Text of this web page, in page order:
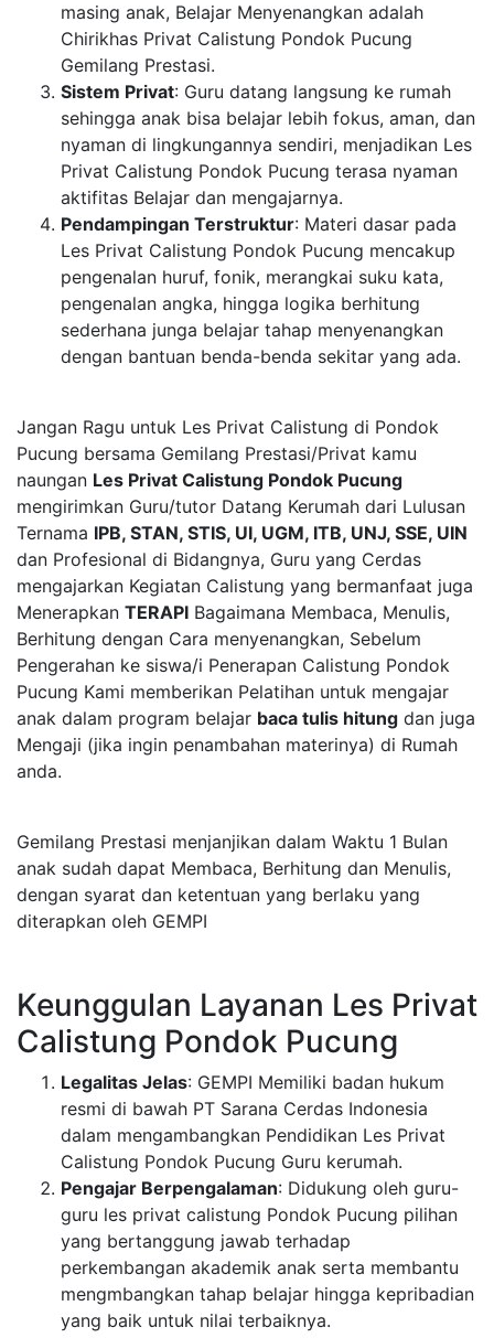
masing anak, Belajar Menyenangkan adalah
Chirikhas Privat Calistung Pondok Pucung
Gemilang Prestasi.
Sistem Privat: Guru datang langsung ke rumah
sehingga anak bisa belajar lebih fokus, aman, dan
nyaman di lingkungannya sendiri, menjadikan Les
Privat Calistung Pondok Pucung terasa nyaman
aktifitas Belajar dan mengajarnya.
Pendampingan Terstruktur: Materi dasar pada
Les Privat Calistung Pondok Pucung mencakup
pengenalan huruf, fonik, merangkai suku kata,
pengenalan angka, hingga logika berhitung
sederhana junga belajar tahap menyenangkan
dengan bantuan benda-benda sekitar yang ada.
Jangan Ragu untuk Les Privat Calistung di Pondok
Pucung bersama Gemilang Prestasi/Privat kamu
naungan Les Privat Calistung Pondok Pucung
mengirimkan Guru/tutor Datang Kerumah dari Lulusan
Ternama IPB, STAN, STIS, UI, UGM, ITB, UNJ, SSE, UIN
dan Profesional di Bidangnya, Guru yang Cerdas
mengajarkan Kegiatan Calistung yang bermanfaat juga
Menerapkan TERAPI Bagaimana Membaca, Menulis,
Berhitung dengan Cara menyenangkan, Sebelum
Pengerahan ke siswa/i Penerapan Calistung Pondok
Pucung Kami memberikan Pelatihan untuk mengajar
anak dalam program belajar baca tulis hitung dan juga
Mengaji (jika ingin penambahan materinya) di Rumah
anda.
Gemilang Prestasi menjanjikan dalam Waktu 1 Bulan
anak sudah dapat Membaca, Berhitung dan Menulis,
dengan syarat dan ketentuan yang berlaku yang
diterapkan oleh GEMPI
Keunggulan Layanan Les Privat
Calistung Pondok Pucung
Legalitas Jelas: GEMPI Memiliki badan hukum
resmi di bawah PT Sarana Cerdas Indonesia
dalam mengambangkan Pendidikan Les Privat
Calistung Pondok Pucung Guru kerumah.
Pengajar Berpengalaman: Didukung oleh guru-
guru les privat calistung Pondok Pucung pilihan
yang bertanggung jawab terhadap
perkembangan akademik anak serta membantu
mengmbangkan tahap belajar hingga kepribadian
yang baik untuk nilai terbaiknya.